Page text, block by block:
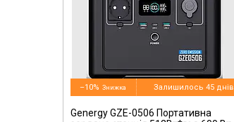
–10% Залишилось 45 днів
Genergy GZE-0506 Портативна
240000199